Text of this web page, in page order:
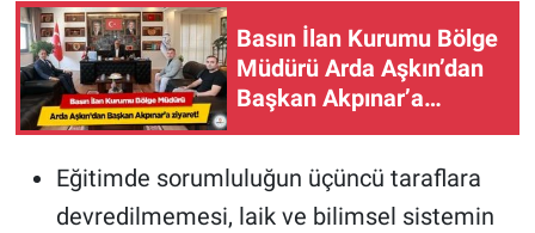
Basın İlan Kurumu Bölge
Müdürü Arda Aşkın’dan
Başkan Akpınar’a
ziyaret!
Eğitimde sorumluluğun üçüncü taraflara
devredilmemesi, laik ve bilimsel sistemin